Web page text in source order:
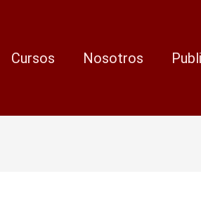
Cursos Nosotros